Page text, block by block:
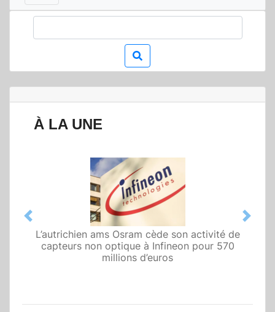
À LA UNE
L’autrichien ams Osram cède son activité de
capteurs non optique à Infineon pour 570
millions d’euros
Qualcomm met en avant une architecture
fondée sur l’IA physique au service de robots
domestiques et humanoïdes
Previous Next